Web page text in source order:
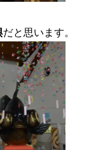
だと思います。